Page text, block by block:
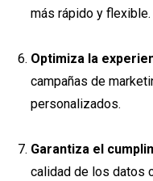
más rápido y flexible.
Optimiza la
campañas de
personalizados.
Garantiza el
calidad de los datos